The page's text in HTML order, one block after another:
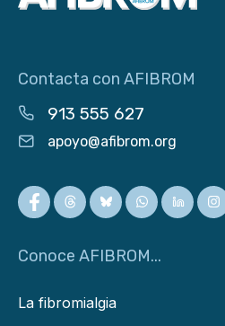
Contacta con AFIBROM
913 555 627
apoyo@afibrom.org
Conoce AFIBROM...
La fibromialgia